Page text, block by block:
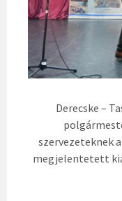
Derecske –
szervezeteknek
megjelentetett